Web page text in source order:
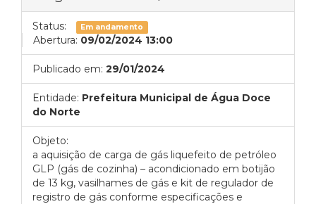
Status: Em andamento
Abertura: 09/02/2024 13:00
Publicado em: 29/01/2024
Entidade: Prefeitura Municipal de Água Doce
do Norte
Objeto:
a aquisição de carga de gás liquefeito de petróleo
GLP (gás de cozinha) – acondicionado em botijão
de 13 kg, vasilhames de gás e kit de regulador de
registro de gás conforme especificações e